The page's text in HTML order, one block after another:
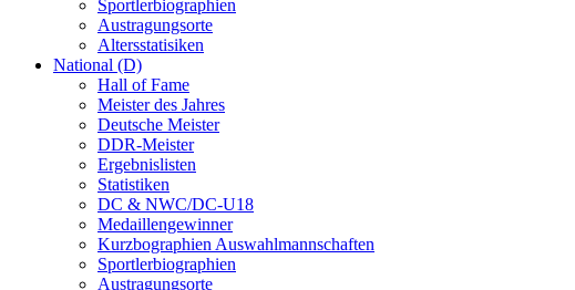
Sportlerbiographien
Austragungsorte
Altersstatisiken
National (D)
Hall of Fame
Meister des Jahres
Deutsche Meister
DDR-Meister
Ergebnislisten
Statistiken
DC & NWC/DC-U18
Medaillengewinner
Kurzbographien Auswahlmannschaften
Sportlerbiographien
Austragungsorte